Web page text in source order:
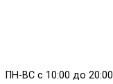
ПН-ВС с 10:00 до 20:00